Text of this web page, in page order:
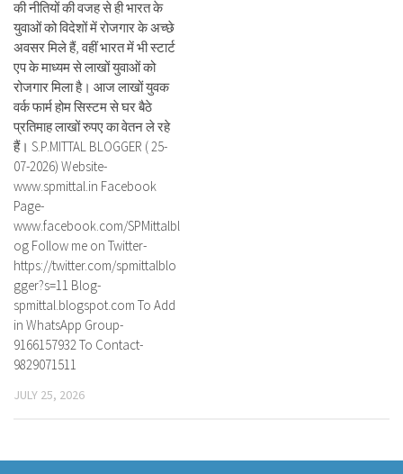
की नीतियों की वजह से ही भारत के
युवाओं को विदेशों में रोजगार के अच्छे
अवसर मिले हैं, वहीं भारत में भी स्टार्ट
एप के माध्यम से लाखों युवाओं को
रोजगार मिला है। आज लाखों युवक
वर्क फार्म होम सिस्टम से घर बैठे
प्रतिमाह लाखों रुपए का वेतन ले रहे
हैं। S.P.MITTAL BLOGGER ( 25-
07-2026) Website-
www.spmittal.in Facebook
Page-
www.facebook.com/SPMittalbl
og Follow me on Twitter-
https://twitter.com/spmittalblo
gger?s=11 Blog-
spmittal.blogspot.com To Add
in WhatsApp Group-
9166157932 To Contact-
9829071511
JULY 25, 2026